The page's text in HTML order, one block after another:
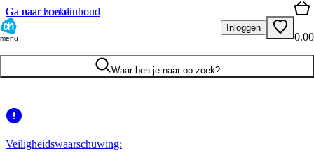
Ga naar hoofdinhoud
Ga naar zoeken
menu
Inloggen
0.00
Waar ben je naar op zoek?
Veiligheidswaarschuwing: